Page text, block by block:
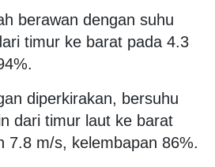
berawan dengan suhu
timur ke barat pada 4.3
diperkirakan, bersuhu
dari timur laut ke barat
7.8 m/s, kelembapan 86%.